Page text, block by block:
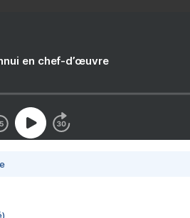
en chef-d’œuvre